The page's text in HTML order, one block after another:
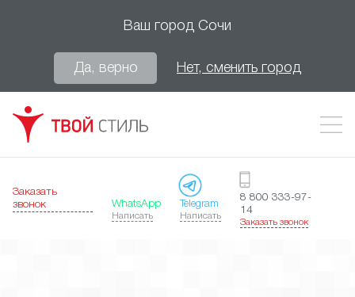
Ваш город Сочи
Да, верно Нет, сменить город
Заказать
звонок
WhatsApp
Написать
Telegram
Написать
8 800 333-97-
14
Заказать звонок